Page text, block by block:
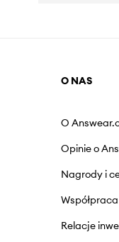
O NAS
O
Opinie o
Nagrody i
Współpraca
Relacje